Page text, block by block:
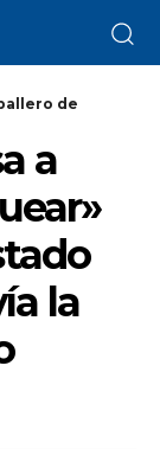
de
a
la